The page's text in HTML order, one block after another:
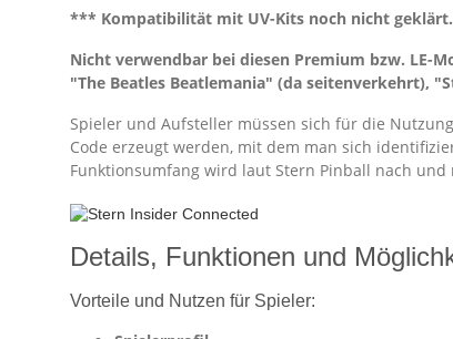
*** Kompatibilität mit UV-Kits noch nicht geklärt.
Nicht verwendbar bei diesen Premium bzw. LE-
"The Beatles Beatlemania" (da seitenverkehrt),
Spieler und Aufsteller müssen sich für die
Code erzeugt werden, mit dem man sich
Funktionsumfang wird laut Stern Pinball nach und
Details, Funktionen und
Vorteile und Nutzen für Spieler: